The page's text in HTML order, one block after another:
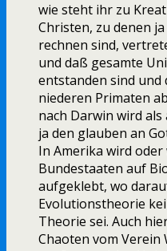
wie steht ihr zu
Christen, zu denen
rechnen sind,
und daß gesamte
entstanden sind und
niederen Primaten
nach Darwin wird
ja den glauben an
In Amerika wird
Bundestaaten auf
aufgeklebt, wo
Evolutionstheorie
Theorie sei. Auch
Chaoten vom Verein